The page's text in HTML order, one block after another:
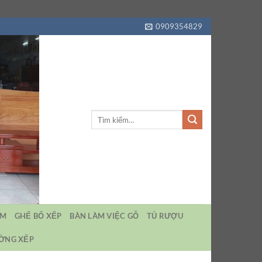
0909354829
GHẾ BỐ XẾP BÀN LÀM VIỆC GỖ TỦ RƯỢU
XẾP